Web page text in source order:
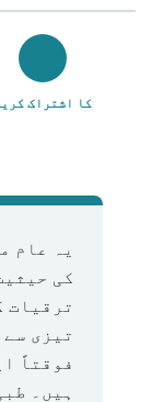
کا اشتراک
یہ عام
کی
ترقیات
تیزی
فوقتاً
ہیں۔